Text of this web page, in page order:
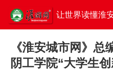
让世界读懂淮
《淮安城市网》总
阴工学院“大学生